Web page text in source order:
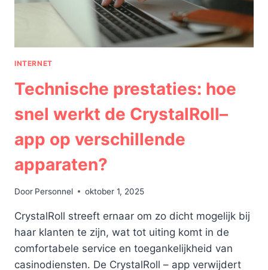
INTERNET
Technische prestaties: hoe
snel werkt de CrystalRoll–
app op verschillende
apparaten?
Door Personnel oktober 1, 2025
CrystalRoll streeft ernaar om zo dicht mogelijk bij
haar klanten te zijn, wat tot uiting komt in de
comfortabele service en toegankelijkheid van
casinodiensten. De CrystalRoll – app verwijdert